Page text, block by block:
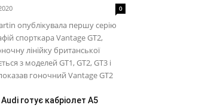
0
опублікувала першу серію
спорткара Vantage GT2,
лінійку британської
з моделей GT1, GT2, GT3 і
гоночний Vantage GT2
Audi готує кабріолет A5